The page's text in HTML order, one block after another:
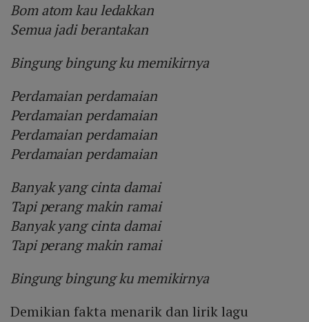
Bom atom kau ledakkan
Semua jadi berantakan
Bingung bingung ku memikirnya
Perdamaian perdamaian
Perdamaian perdamaian
Perdamaian perdamaian
Perdamaian perdamaian
Banyak yang cinta damai
Tapi perang makin ramai
Banyak yang cinta damai
Tapi perang makin ramai
Bingung bingung ku memikirnya
Demikian fakta menarik dan lirik lagu